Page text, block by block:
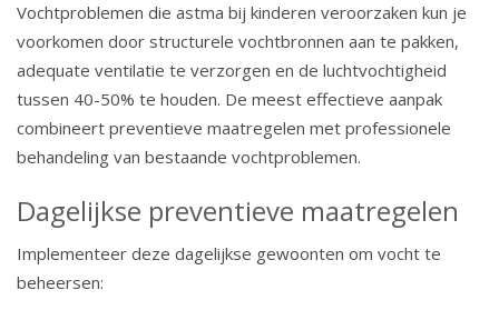
Vochtproblemen die astma bij kinderen veroorzaken kun je
voorkomen door structurele vochtbronnen aan te pakken,
adequate ventilatie te verzorgen en de luchtvochtigheid
tussen 40-50% te houden. De meest effectieve aanpak
combineert preventieve maatregelen met professionele
behandeling van bestaande vochtproblemen.
Dagelijkse preventieve maatregelen
Implementeer deze dagelijkse gewoonten om vocht te
beheersen: